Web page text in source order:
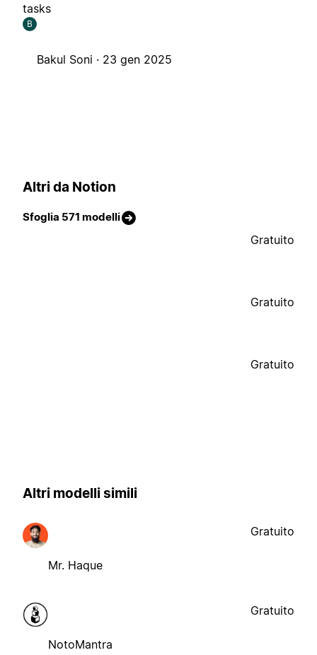
tasks
B
Bakul Soni · 23 gen 2025
Altri da Notion
Sfoglia 571 modelli
Gratuito
Gratuito
Gratuito
Altri modelli simili
Mr. Haque
Gratuito
NotoMantra
Gratuito